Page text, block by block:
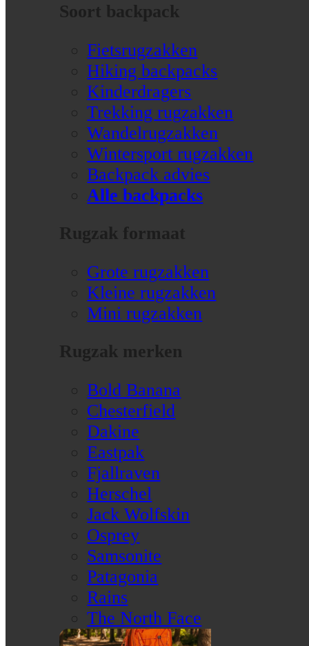
Soort backpack
Fietsrugzakken
Hiking backpacks
Kinderdragers
Trekking rugzakken
Wandelrugzakken
Wintersport rugzakken
Backpack advies
Alle backpacks
Rugzak formaat
Grote rugzakken
Kleine rugzakken
Mini rugzakken
Rugzak merken
Bold Banana
Chesterfield
Dakine
Eastpak
Fjallraven
Herschel
Jack Wolfskin
Osprey
Samsonite
Patagonia
Rains
The North Face